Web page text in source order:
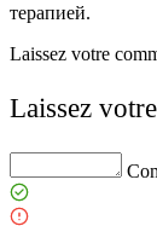
терапией.
Laissez votre
Laissez